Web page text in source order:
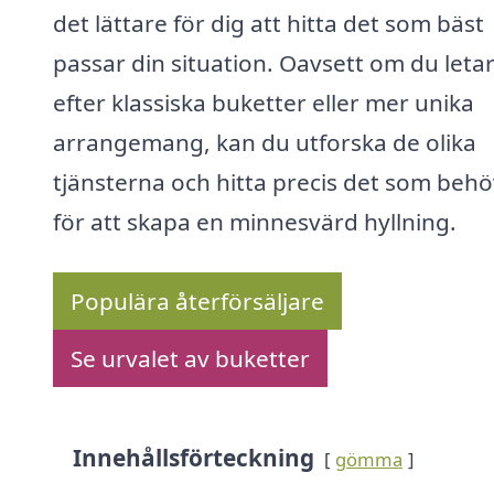
det lättare för dig att hitta det som bäst
passar din situation. Oavsett om du letar
efter klassiska buketter eller mer unika
arrangemang, kan du utforska de olika
tjänsterna och hitta precis det som
för att skapa en minnesvärd hyllning.
Populära återförsäljare
Se urvalet av buketter
Innehållsförteckning gömma